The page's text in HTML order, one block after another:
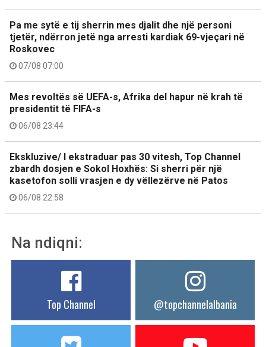
Pa me sytë e tij sherrin mes djalit dhe një personi
tjetër, ndërron jetë nga arresti kardiak 69-vjeçari në
Roskovec
07/08 07:00
Mes revoltës së UEFA-s, Afrika del hapur në krah të
presidentit të FIFA-s
06/08 23:44
Ekskluzive/ I ekstraduar pas 30 vitesh, Top Channel
zbardh dosjen e Sokol Hoxhës: Si sherri për një
kasetofon solli vrasjen e dy vëllezërve në Patos
06/08 22:58
Na ndiqni:
Top Channel @topchannelalbania